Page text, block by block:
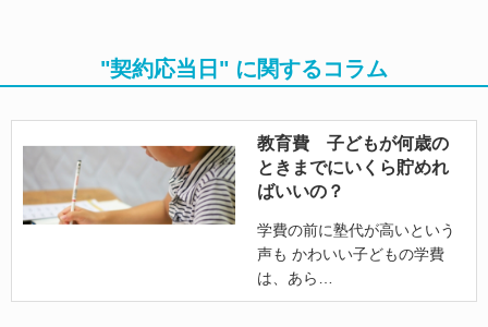
"契約応当日" に関するコラム
教育費 子どもが何歳の
ときまでにいくら貯めれ
ばいいの？
学費の前に塾代が高いという
声も かわいい子どもの学費
は、あら